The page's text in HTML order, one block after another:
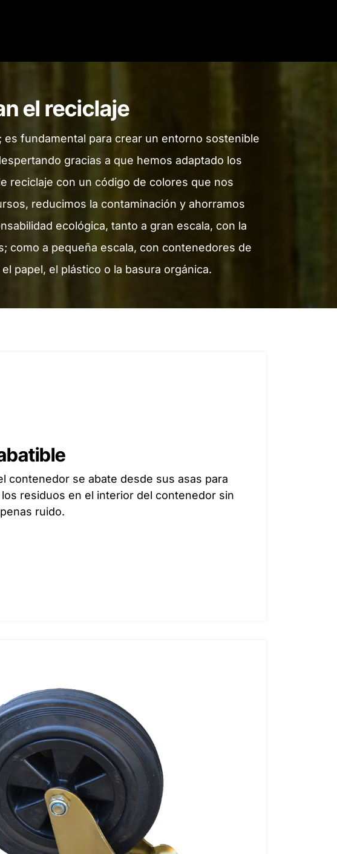
el reciclaje
fundamental para crear un entorno sostenible
gracias a que hemos adaptado los
reciclaje con un código de colores que nos
reducimos la contaminación y ahorramos
ecológica, tanto a gran escala, con la
como a pequeña escala, con contenedores de
papel, el plástico o la basura orgánica.
contenedor se abate desde sus asas para
residuos en el interior del contenedor sin
ruido.